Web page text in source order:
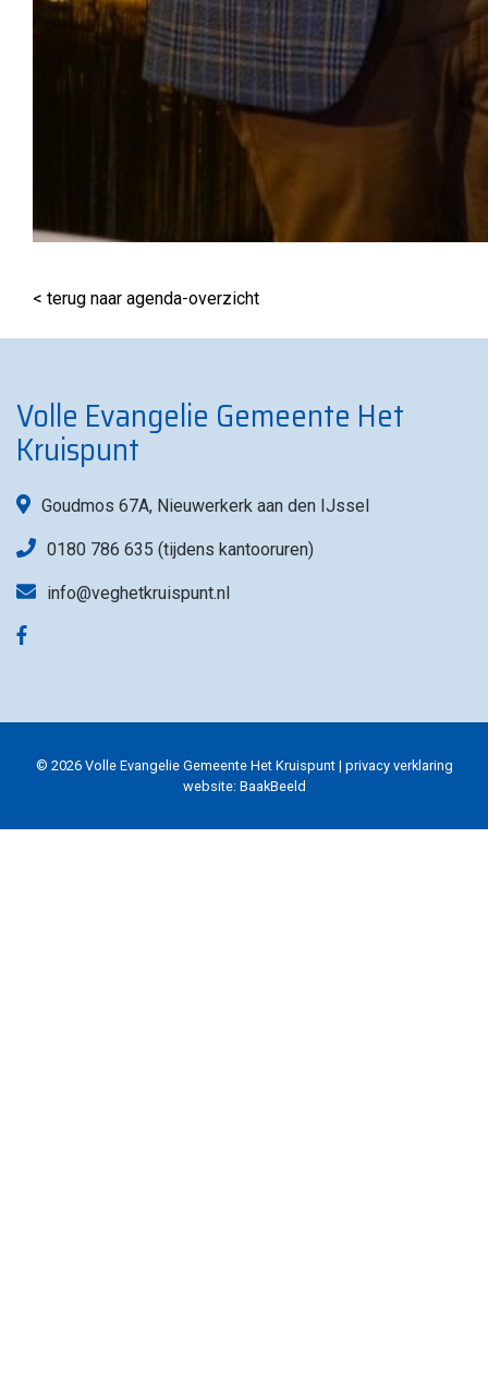
< terug naar agenda-overzicht
Volle Evangelie Gemeente Het
Kruispunt
Goudmos 67A, Nieuwerkerk aan den IJssel
0180 786 635 (tijdens kantooruren)
info@veghetkruispunt.nl
© 2026 Volle Evangelie Gemeente Het Kruispunt | privacy verklaring
website: BaakBeeld